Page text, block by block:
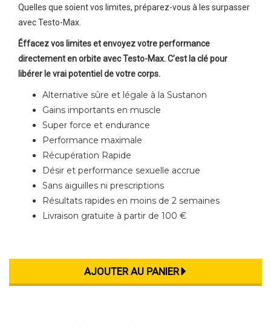
Quelles que soient vos limites, préparez-vous à les surpasser
avec Testo-Max.
Éffacez vos limites et envoyez votre performance
directement en orbite avec Testo-Max. C’est la clé pour
libérer le vrai potentiel de votre corps.
Alternative sûre et légale à la Sustanon
Gains importants en muscle
Super force et endurance
Performance maximale
Récupération Rapide
Désir et performance sexuelle accrue
Sans aiguilles ni prescriptions
Résultats rapides en moins de 2 semaines
Livraison gratuite à partir de 100 €